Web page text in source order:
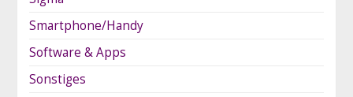
Smartphone/Handy
Software & Apps
Sonstiges